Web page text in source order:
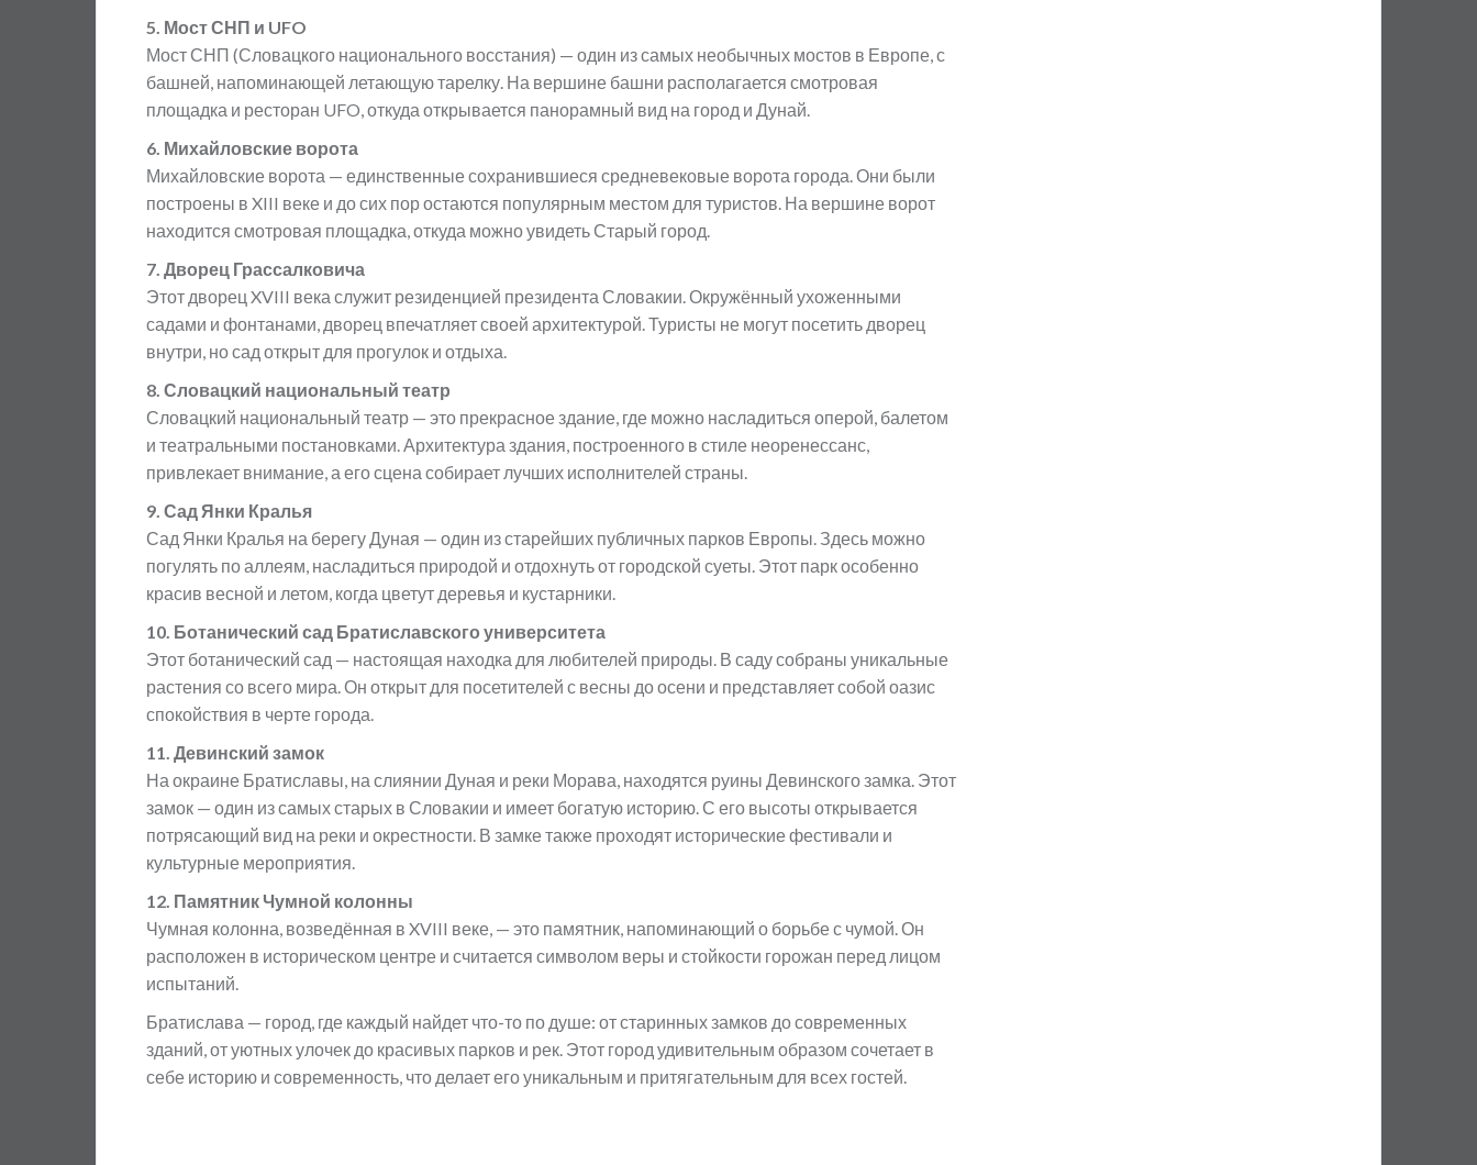
5. Мост СНП и UFO
Мост СНП (Словацкого национального восстания) — один из самых необычных мостов в Европе, с
башней, напоминающей летающую тарелку. На вершине башни располагается смотровая
площадка и ресторан UFO, откуда открывается панорамный вид на город и Дунай.
6. Михайловские ворота
Михайловские ворота — единственные сохранившиеся средневековые ворота города. Они были
построены в XIII веке и до сих пор остаются популярным местом для туристов. На вершине ворот
находится смотровая площадка, откуда можно увидеть Старый город.
7. Дворец Грассалковича
Этот дворец XVIII века служит резиденцией президента Словакии. Окружённый ухоженными
садами и фонтанами, дворец впечатляет своей архитектурой. Туристы не могут посетить дворец
внутри, но сад открыт для прогулок и отдыха.
8. Словацкий национальный театр
Словацкий национальный театр — это прекрасное здание, где можно насладиться оперой, балетом
и театральными постановками. Архитектура здания, построенного в стиле неоренессанс,
привлекает внимание, а его сцена собирает лучших исполнителей страны.
9. Сад Янки Кралья
Сад Янки Кралья на берегу Дуная — один из старейших публичных парков Европы. Здесь можно
погулять по аллеям, насладиться природой и отдохнуть от городской суеты. Этот парк особенно
красив весной и летом, когда цветут деревья и кустарники.
10. Ботанический сад Братиславского университета
Этот ботанический сад — настоящая находка для любителей природы. В саду собраны уникальные
растения со всего мира. Он открыт для посетителей с весны до осени и представляет собой оазис
спокойствия в черте города.
11. Девинский замок
На окраине Братиславы, на слиянии Дуная и реки Морава, находятся руины Девинского замка. Этот
замок — один из самых старых в Словакии и имеет богатую историю. С его высоты открывается
потрясающий вид на реки и окрестности. В замке также проходят исторические фестивали и
культурные мероприятия.
12. Памятник Чумной колонны
Чумная колонна, возведённая в XVIII веке, — это памятник, напоминающий о борьбе с чумой. Он
расположен в историческом центре и считается символом веры и стойкости горожан перед лицом
испытаний.
Братислава — город, где каждый найдет что-то по душе: от старинных замков до современных
зданий, от уютных улочек до красивых парков и рек. Этот город удивительным образом сочетает в
себе историю и современность, что делает его уникальным и притягательным для всех гостей.